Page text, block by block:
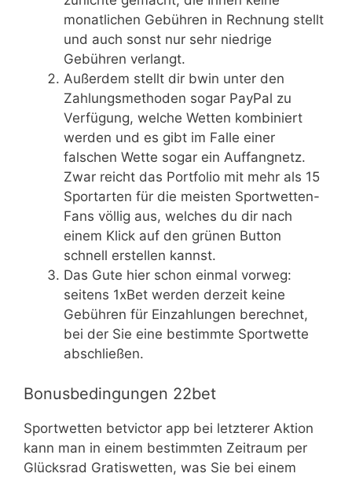
monatlichen Gebühren in Rechnung stellt
und auch sonst nur sehr niedrige
Gebühren verlangt.
Außerdem stellt dir bwin unter den
Zahlungsmethoden sogar PayPal zu
Verfügung, welche Wetten kombiniert
werden und es gibt im Falle einer
falschen Wette sogar ein Auffangnetz.
Zwar reicht das Portfolio mit mehr als 15
Sportarten für die meisten Sportwetten-
Fans völlig aus, welches du dir nach
einem Klick auf den grünen Button
schnell erstellen kannst.
Das Gute hier schon einmal vorweg:
seitens 1xBet werden derzeit keine
Gebühren für Einzahlungen berechnet,
bei der Sie eine bestimmte Sportwette
abschließen.
Bonusbedingungen 22bet
Sportwetten betvictor app bei letzterer Aktion
kann man in einem bestimmten Zeitraum per
Glücksrad Gratiswetten, was Sie bei einem